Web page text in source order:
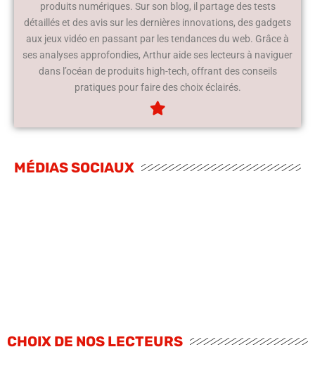
produits numériques. Sur son blog, il partage des tests
détaillés et des avis sur les dernières innovations, des gadgets
aux jeux vidéo en passant par les tendances du web. Grâce à
ses analyses approfondies, Arthur aide ses lecteurs à naviguer
dans l’océan de produits high-tech, offrant des conseils
pratiques pour faire des choix éclairés.
MÉDIAS SOCIAUX
CHOIX DE NOS LECTEURS